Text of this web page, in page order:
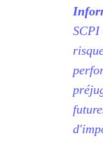
SCPI